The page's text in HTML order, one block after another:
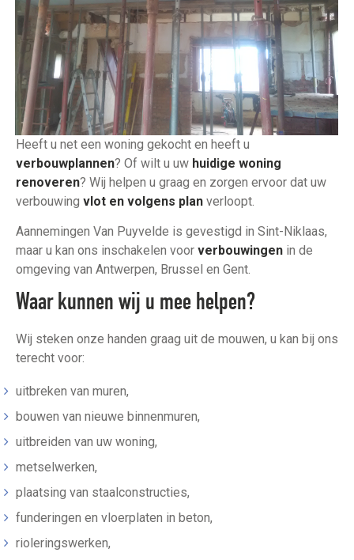
Heeft u net een woning gekocht en heeft u
verbouwplannen? Of wilt u uw huidige woning
renoveren? Wij helpen u graag en zorgen ervoor dat uw
verbouwing vlot en volgens plan verloopt.
Aannemingen Van Puyvelde is gevestigd in Sint-Niklaas,
maar u kan ons inschakelen voor verbouwingen in de
omgeving van Antwerpen, Brussel en Gent.
Waar kunnen wij u mee helpen?
Wij steken onze handen graag uit de mouwen, u kan bij ons
terecht voor:
uitbreken van muren,
bouwen van nieuwe binnenmuren,
uitbreiden van uw woning,
metselwerken,
plaatsing van staalconstructies,
funderingen en vloerplaten in beton,
rioleringswerken,